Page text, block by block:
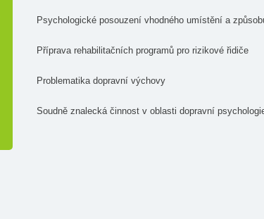
Psychologické posouzení vhodného umístění a
Příprava rehabilitačních programů pro rizikové řidiče
Problematika dopravní výchovy
Soudně znalecká činnost v oblasti dopravní